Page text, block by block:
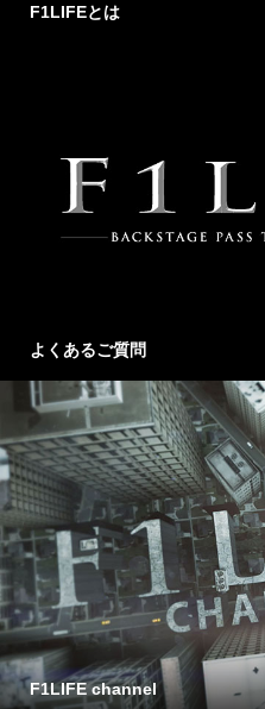
F1LIFEとは
よくあるご質問
F1LIFE channel